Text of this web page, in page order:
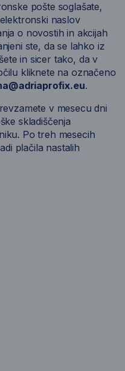
pošte soglašate,
naslov
o novostih in akcijah
ste, da se lahko iz
in sicer tako, da v
kliknete na označeno
eu.
v mesecu dni
skladiščenja
Po treh mesecih
plačila nastalih